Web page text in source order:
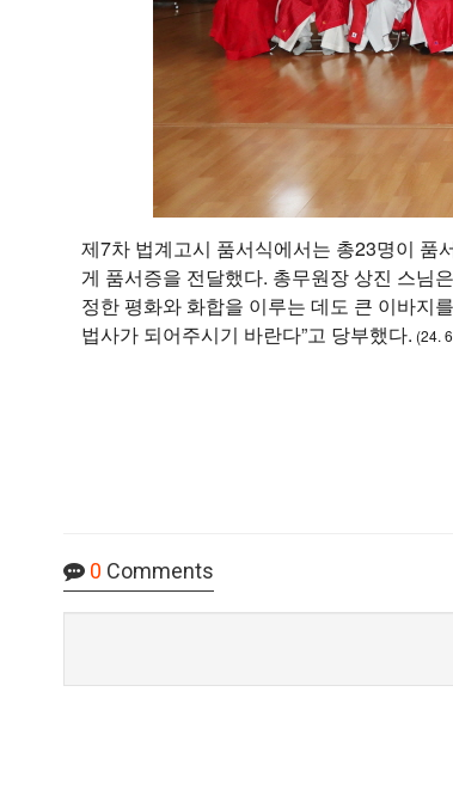
제7차 법계고시 품서식에서는 총23명이 품
게 품서증을 전달했다. 총무원장 상진 스님
정한 평화와 화합을 이루는 데도 큰 이바지
법사가 되어주시기 바란다”고 당부했다. (24.
0 Comments